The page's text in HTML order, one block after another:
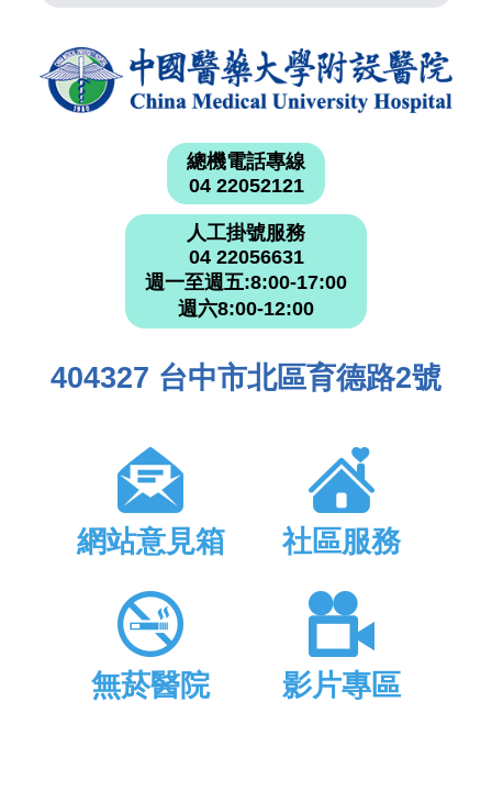
總機電話專線
04 22052121
人工掛號服務
04 22056631
週一至週五:8:00-17:00
週六8:00-12:00
404327 台中市北區育德路2號
網站意見箱 社區服務
無菸醫院 影片專區